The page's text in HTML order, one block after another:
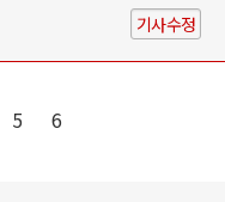
기사수정
5 6